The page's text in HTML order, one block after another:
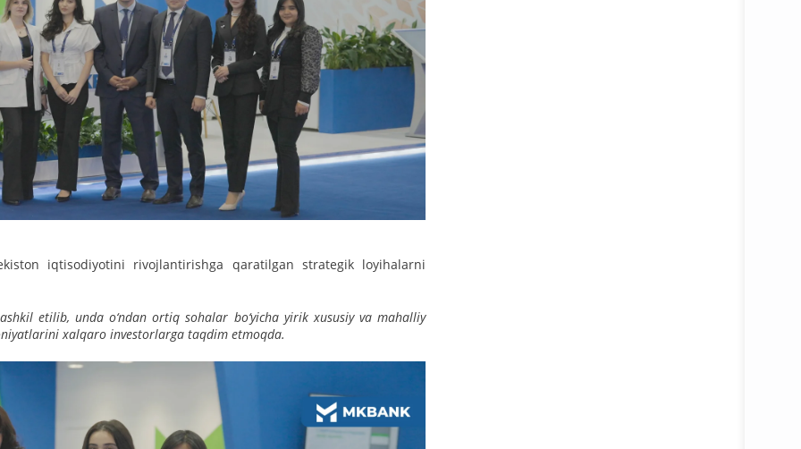
iqtisodiyotini rivojlantirishga qaratilgan strategik loyihalarni
etilib, unda o‘ndan ortiq sohalar bo‘yicha yirik xususiy va mahalliy
xalqaro investorlarga taqdim etmoqda.